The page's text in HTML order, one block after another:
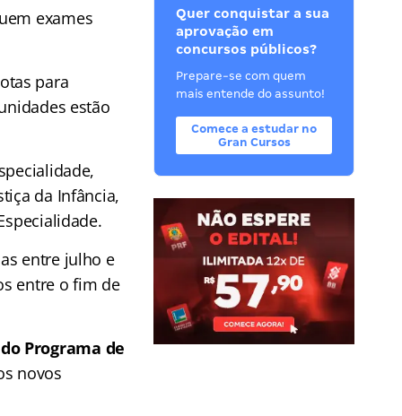
exames
para
estão
da Infância,
entre julho e
entre o fim de
Programa de
novos
Quer conquistar a sua
aprovação em
concursos públicos?
Prepare-se com quem
mais entende do assunto!
Comece a estudar no
Gran Cursos